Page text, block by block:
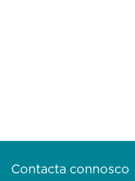
Contacta connosco